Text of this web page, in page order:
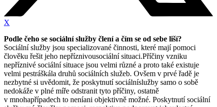
X
Podle čeho se sociální služby člení a čím se od sebe liší?
Sociální služby jsou specializované činnosti, které mají pomoci
člověku řešit jeho nepříznivousociální situaci.Příčiny vzniku
nepříznivé sociální situace jsou velmi různé a proto také existuje
velmi pestráškála druhů sociálních služeb. Ovšem v prvé řadě je
nezbytné si uvědomit, že poskytnutí sociálníslužby samo o sobě
nedokáže v plné míře odstranit tyto příčiny, ostatně
v mnohapřípadech to neníani objektivně možné. Poskytnutí sociální